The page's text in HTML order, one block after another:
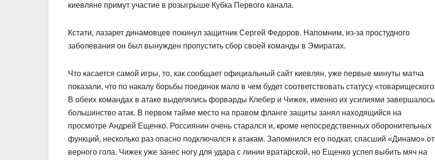
киевляне примут участие в розыгрыше Кубка Первого канала.
Кстати, лазарет динамовцев покинул защитник Сергей Федоров. Напомним, из-за простудного
заболевания он был вынужден пропустить сбор своей команды в Эмиратах.
Что касается самой игры, то, как сообщает официальный сайт киевлян, уже первые минуты матча
показали, что по накалу борьбы поединок мало в чем будет соответствовать статусу
В обеих командах в атаке выделялись форварды Клебер и Чижек, именно их усилиями завершалось
большинство атак. В первом тайме место на правом фланге защиты занял находящийся на
просмотре Андрей Ещенко. Россиянин очень старался и, кроме непосредственных оборонительных
функций, несколько раз опасно подключался к атакам. Запомнился его подкат, спасший «Динамо» от
верного гола. Чижек уже занес ногу для удара с линии вратарской, но Ещенко успел выбить мяч на